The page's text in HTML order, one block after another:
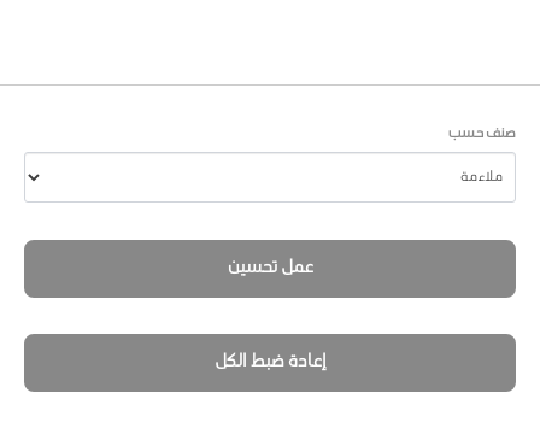
صنف حسب
عمل تحسين
إعادة ضبط الكل